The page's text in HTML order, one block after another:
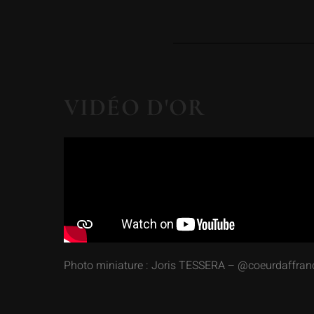
VIDÉO D'OR
Photo miniature : Joris TESSERA –